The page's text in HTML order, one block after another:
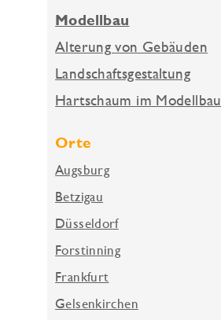
Modellbau
Alterung von Gebäuden
Landschaftsgestaltung
Hartschaum im Modellbau
Orte
Augsburg
Betzigau
Düsseldorf
Forstinning
Frankfurt
Gelsenkirchen